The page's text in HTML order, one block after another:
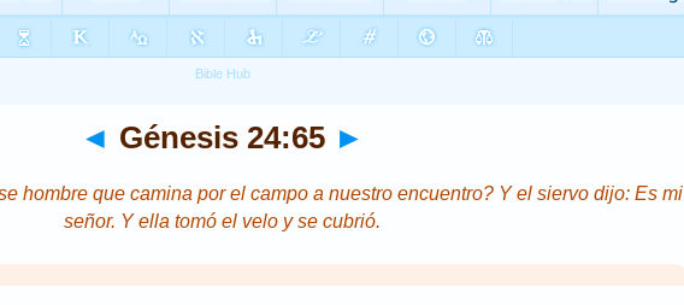
◄ Génesis 24:65 ►
hombre que camina por el campo a nuestro encuentro? Y el siervo dijo: Es mi
señor. Y ella tomó el velo y se cubrió.